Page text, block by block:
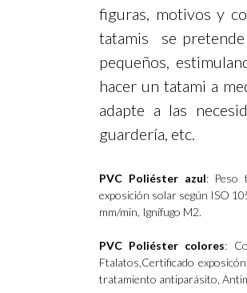
figuras, motivos y
tatamis se
pequeños,
hacer un tatami a
adapte a las
guardería, etc.
PVC Poliéster azul: Peso
exposición solar según ISO
mm/min, Ignífugo M2.
PVC Poliéster colores:
Ftalatos,Certificado
tratamiento antiparásito,